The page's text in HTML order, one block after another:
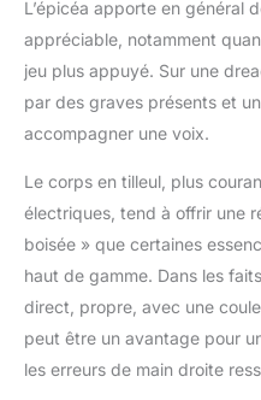
L’épicéa apporte en général
appréciable, notamment
jeu plus appuyé. Sur une
par des graves présents et
accompagner une voix.
Le corps en tilleul, plus
électriques, tend à offrir une
boisée » que certaines
haut de gamme. Dans les
direct, propre, avec une
peut être un avantage pour
les erreurs de main droite